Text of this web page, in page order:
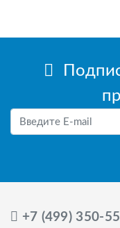
+7 (499) 350-